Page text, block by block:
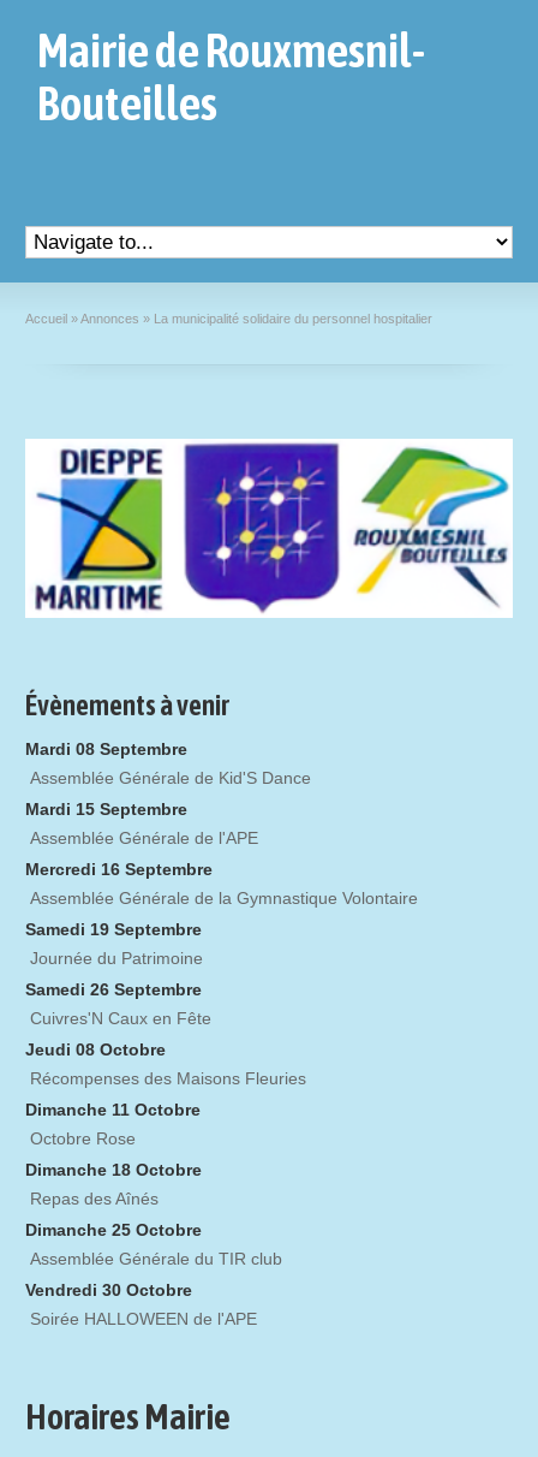
Mairie de Rouxmesnil-
Bouteilles
Accueil »Annonces » La municipalité solidaire du personnel hospitalier
Évènements à venir
Mardi 08 Septembre
Assemblée Générale de Kid'S Dance
Mardi 15 Septembre
Assemblée Générale de l'APE
Mercredi 16 Septembre
Assemblée Générale de la Gymnastique Volontaire
Samedi 19 Septembre
Journée du Patrimoine
Samedi 26 Septembre
Cuivres'N Caux en Fête
Jeudi 08 Octobre
Récompenses des Maisons Fleuries
Dimanche 11 Octobre
Octobre Rose
Dimanche 18 Octobre
Repas des Aînés
Dimanche 25 Octobre
Assemblée Générale du TIR club
Vendredi 30 Octobre
Soirée HALLOWEEN de l'APE
Horaires Mairie